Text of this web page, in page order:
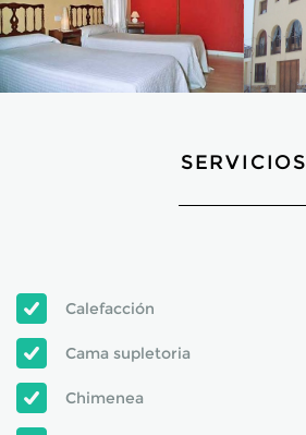
SERVICIOS
Calefacción
Cama supletoria
Chimenea